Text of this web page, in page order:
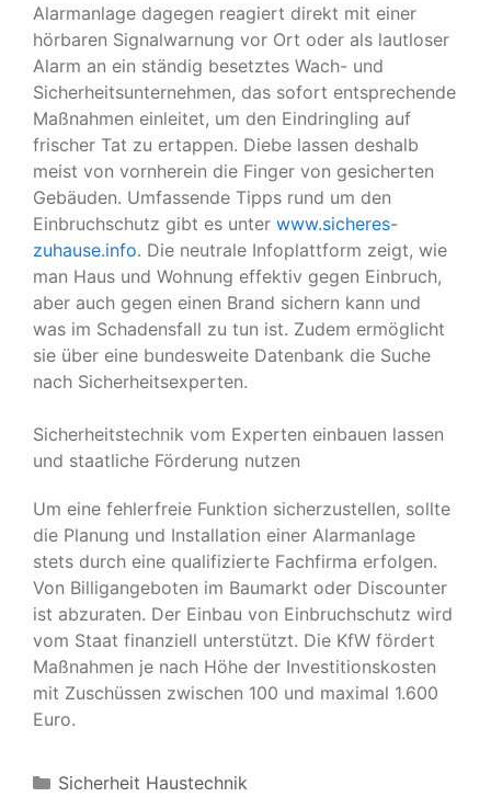
Alarmanlage dagegen reagiert direkt mit einer
hörbaren Signalwarnung vor Ort oder als lautloser
Alarm an ein ständig besetztes Wach- und
Sicherheitsunternehmen, das sofort entsprechende
Maßnahmen einleitet, um den Eindringling auf
frischer Tat zu ertappen. Diebe lassen deshalb
meist von vornherein die Finger von gesicherten
Gebäuden. Umfassende Tipps rund um den
Einbruchschutz gibt es unter www.sicheres-
zuhause.info. Die neutrale Infoplattform zeigt, wie
man Haus und Wohnung effektiv gegen Einbruch,
aber auch gegen einen Brand sichern kann und
was im Schadensfall zu tun ist. Zudem ermöglicht
sie über eine bundesweite Datenbank die Suche
nach Sicherheitsexperten.
Sicherheitstechnik vom Experten einbauen lassen
und staatliche Förderung nutzen
Um eine fehlerfreie Funktion sicherzustellen, sollte
die Planung und Installation einer Alarmanlage
stets durch eine qualifizierte Fachfirma erfolgen.
Von Billigangeboten im Baumarkt oder Discounter
ist abzuraten. Der Einbau von Einbruchschutz wird
vom Staat finanziell unterstützt. Die KfW fördert
Maßnahmen je nach Höhe der Investitionskosten
mit Zuschüssen zwischen 100 und maximal 1.600
Euro.
Kategorien
Sicherheit Haustechnik